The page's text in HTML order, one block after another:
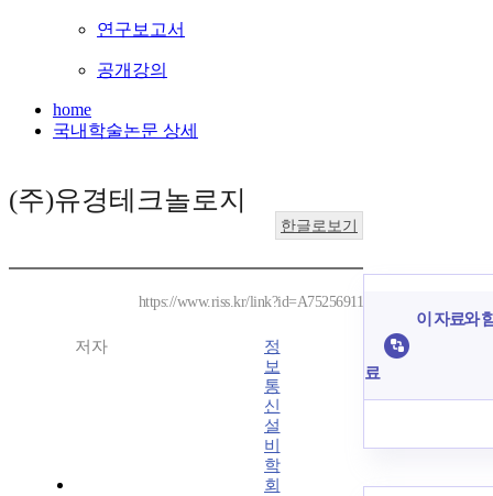
연구보고서
공개강의
home
국내학술논문 상세
(주)유경테크놀로지
한글로보기
https://www.riss.kr/link?id=A75256911
저자
정
보
통
신
설
비
학
회
이 자료와
료